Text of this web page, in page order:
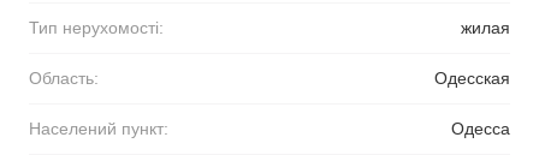
Тип нерухомості: жилая
Область: Одесская
Населений пункт: Одесса